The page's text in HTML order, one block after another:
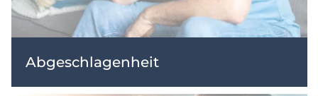
Abgeschlagenheit